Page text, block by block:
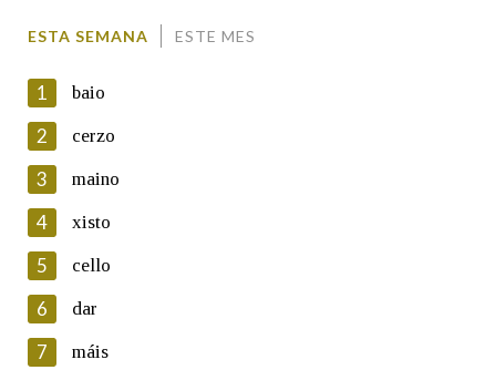
En cumprimento da normativa vixente en materia de
Protección de Datos de Carácter Persoal, a Real Academia
Galega informa a aqueles usuarios que faciliten o seu correo
electrónico, así como calquera outra información de carácter
persoal, que estes datos serán obxecto de tratamento
automatizado de carácter confidencial e incorporados aos seus
ficheiros informáticos. Así mesmo, os usuarios poderán exercer o
seu dereito de acceso, rectificación, oposición e cancelación dos
seus datos poñéndose en contacto connosco.
ESTA SEMANA ESTE MES
1 baio
2 cerzo
3 maino
4 xisto
5 cello
6 dar
7 máis